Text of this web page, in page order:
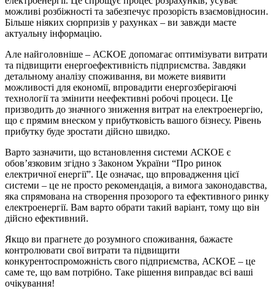
можливі розбіжності та забезпечує прозорість взаємовідносин.
Більше ніяких сюрпризів у рахунках – ви завжди маєте
актуальну інформацію.
Але найголовніше – АСКОЕ допомагає оптимізувати витрати
та підвищити енергоефективність підприємства. Завдяки
детальному аналізу споживання, ви можете виявити
можливості для економії, впровадити енергозберігаючі
технології та змінити неефективні робочі процеси. Це
призводить до значного зниження витрат на електроенергію,
що є прямим внеском у прибутковість вашого бізнесу. Рівень
прибутку буде зростати дійсно швидко.
Варто зазначити, що встановлення системи АСКОЕ є
обов’язковим згідно з Законом України “Про ринок
електричної енергії”. Це означає, що впровадження цієї
системи – це не просто рекомендація, а вимога законодавства,
яка спрямована на створення прозорого та ефективного ринку
електроенергії. Вам варто обрати такий варіант, тому що він
дійсно ефективний.
Якщо ви прагнете до розумного споживання, бажаєте
контролювати свої витрати та підвищити
конкурентоспроможність свого підприємства, АСКОЕ – це
саме те, що вам потрібно. Таке рішення виправдає всі ваші
очікування!